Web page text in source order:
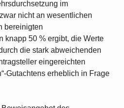
im
nicht an wesentlichen
bereinigten
knapp 50 % ergibt, die Werte
die stark abweichenden
eingereichten
Gutachtens erheblich in Frage